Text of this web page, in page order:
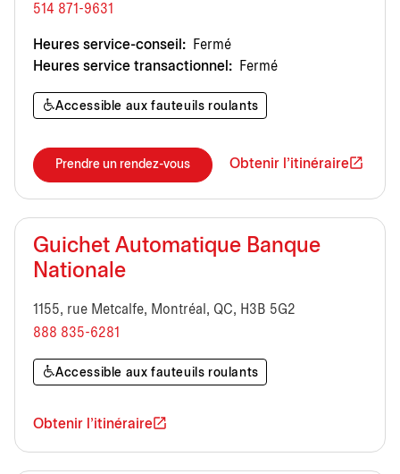
514 871-9631
Heures service-conseil:
Fermé
Heures service transactionnel:
Fermé
Accessible aux fauteuils roulants
Prendre un rendez-vous Obtenir l'itinéraire
Guichet Automatique Banque
Nationale
1155, rue Metcalfe, Montréal, QC, H3B 5G2
888 835-6281
Accessible aux fauteuils roulants
Obtenir l'itinéraire